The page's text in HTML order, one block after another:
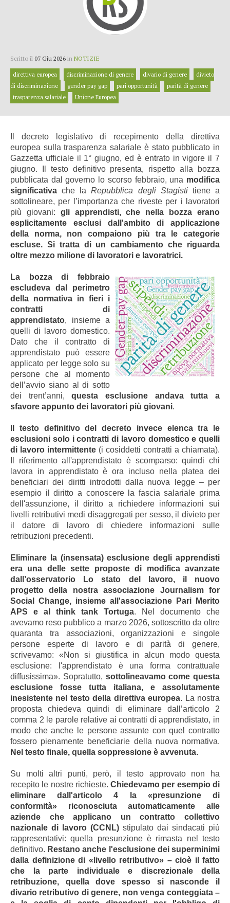
Scritto il 07 Giu 2026 in NOTIZIE
direttiva europea discriminazione di genere divario di genere
divieto
di discriminazione
gender pay gap pari opportunità
parità di genere
trasparenza salariale
Unione Europea
Il decreto legislativo di recepimento della direttiva
europea sulla trasparenza salariale è stato pubblicato in
Gazzetta ufficiale il 1° giugno, ed è entrato in vigore il 7
giugno. Il testo definitivo presenta, rispetto alla bozza
pubblicata dal governo lo scorso febbraio, una modifica
significativa che laRepubblica degli Stagistitiene a
sottolineare, per l’importanza che riveste per i lavoratori
più giovani: gli apprendisti, che nella bozza erano
esplicitamente esclusi dall'ambito di applicazione
della norma, non compaiono più tra le categorie
escluse. Si tratta di un cambiamento che riguarda
oltre mezzo milione di lavoratori e lavoratrici.
La bozza di febbraio
escludeva dal perimetro
della normativa in fieri i
contratti di
apprendistato, insieme a
quelli di lavoro domestico.
Dato che il contratto di
apprendistato può essere
applicato per legge solo su
persone che al momento
dell’avvio siano al di sotto
dei trent’anni,questa esclusione andava tutta a
sfavore appunto dei lavoratori più giovani.
Il testo definitivo del decreto invece elenca tra le
esclusioni solo i contratti di lavoro domestico e quelli
di lavoro intermittente (i cosiddetti contratti a chiamata).
Il riferimento all'apprendistato è scomparso: quindi chi
lavora in apprendistato è ora incluso nella platea dei
beneficiari dei diritti introdotti dalla nuova legge – per
esempio il diritto a conoscere la fascia salariale prima
dell'assunzione, il diritto a richiedere informazioni sui
livelli retributivi medi disaggregati per sesso, il divieto per
il datore di lavoro di chiedere informazioni sulle
retribuzioni precedenti.
Eliminare la (insensata) esclusione degli apprendisti
era una delle sette proposte di modifica avanzate
dall’osservatorio Lo stato del lavoro, il nuovo
progetto della nostra associazione Journalism for
Social Change, insieme all'associazione Pari Merito
APS e al think tank Tortuga. Nel documento che
avevamo reso pubblico a marzo 2026, sottoscritto da oltre
quaranta tra associazioni, organizzazioni e singole
persone esperte di lavoro e di parità di genere,
scrivevamo: «Non si giustifica in alcun modo questa
esclusione: l'apprendistato è una forma contrattuale
diffusissima». Sopratutto, sottolineavamo come questa
esclusione fosse tutta italiana, e assolutamente
inesistente nel testo della direttiva europea. La nostra
proposta chiedeva quindi di eliminare dall’articolo 2
comma 2 le parole relative ai contratti di apprendistato, in
modo che anche le persone assunte con quel contratto
fossero pienamente beneficiarie della nuova normativa.
Nel testo finale, quella soppressione è avvenuta.
Su molti altri punti, però, il testo approvato non ha
recepito le nostre richieste.Chiedevamo per esempio di
eliminare dall'articolo 4 la «presunzione di
conformità» riconosciuta automaticamente alle
aziende che applicano un contratto collettivo
nazionale di lavoro (CCNL) stipulato dai sindacati più
rappresentativi: quella presunzione è rimasta nel testo
definitivo. Restano anche l'esclusione dei superminimi
dalla definizione di «livello retributivo» – cioè il fatto
che la parte individuale e discrezionale della
retribuzione, quella dove spesso si nasconde il
divario retributivo di genere, non venga conteggiata –